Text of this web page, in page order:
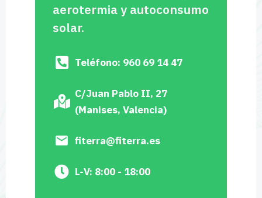
aerotermia y autoconsumo
solar.
Teléfono: 960 69 14 47
C/Juan Pablo II, 27
(Manises, Valencia)
fiterra@fiterra.es
L-V: 8:00 - 18:00